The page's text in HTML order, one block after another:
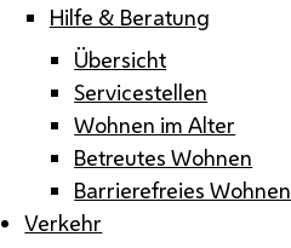
Hilfe & Beratung
Übersicht
Servicestellen
Wohnen im Alter
Betreutes Wohnen
Barrierefreies Wohnen
Verkehr